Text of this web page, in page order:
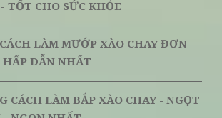
NGỌT TRÒN VỊ